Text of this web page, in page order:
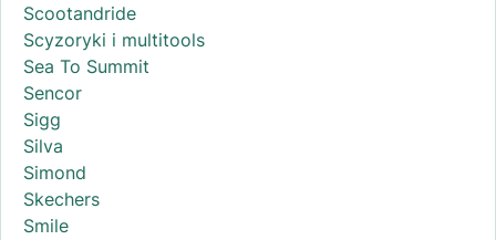
Scootandride
Scyzoryki i multitools
Sea To Summit
Sencor
Sigg
Silva
Simond
Skechers
Smile